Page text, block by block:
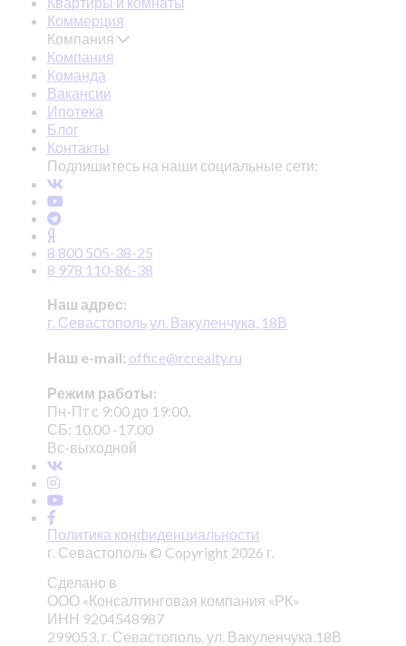
Коммерция
Компания
Компания
Команда
Вакансии
Ипотека
Блог
Контакты
Подпишитесь на наши социальные сети:
8 800 505-38-25
8 978 110-86-38
Наш адрес:
г. Севастополь ул. Вакуленчука, 18В
Наш e-mail: office@rcrealty.ru
Режим работы:
Пн-Пт с 9:00 до 19:00,
СБ: 10.00 -17.00
Вс-выходной
Политика конфиденциальности
г. Севастополь © Copyright 2026 г.
Сделано в
ООО «Консалтинговая компания «РК»
ИНН 9204548987
299053, г. Севастополь, ул. Вакуленчука,18В